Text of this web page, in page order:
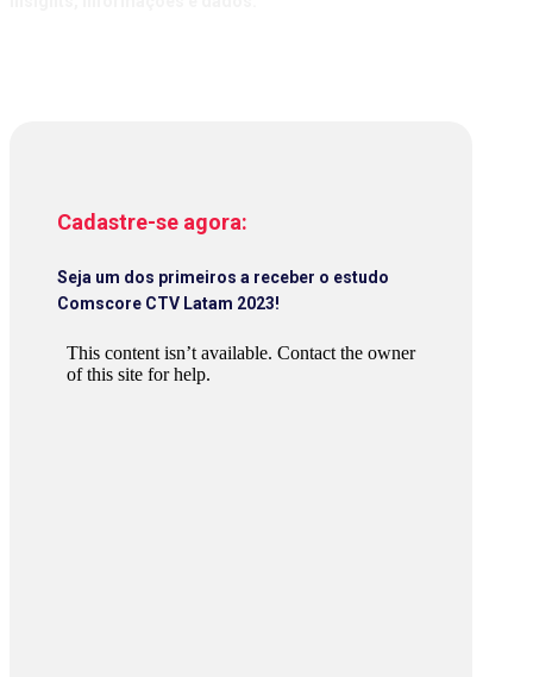
Cadastre-se agora:
Seja um dos primeiros a receber o estudo
Comscore CTV Latam 2023!